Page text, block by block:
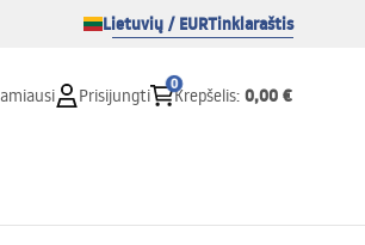
Lietuvių / EURTinklaraštis
Prisijungti
0
Krepšelis: 0,00 €